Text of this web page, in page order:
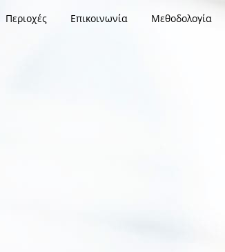
Περιοχές Επικοινωνία Μεθοδολογία